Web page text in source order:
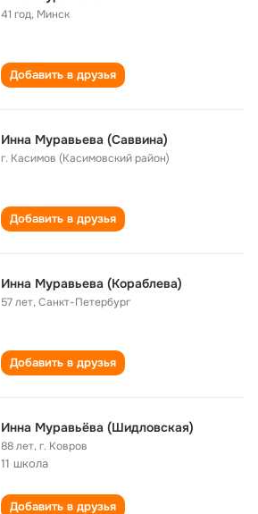
41 год, Минск
Добавить в друзья
Инна Муравьева (Саввина)
г. Касимов (Касимовский район)
Добавить в друзья
Инна Муравьева (Кораблева)
57 лет,Санкт-Петербург
Добавить в друзья
Инна Муравьёва (Шидловская)
88 лет,г. Ковров
11 школа
Добавить в друзья